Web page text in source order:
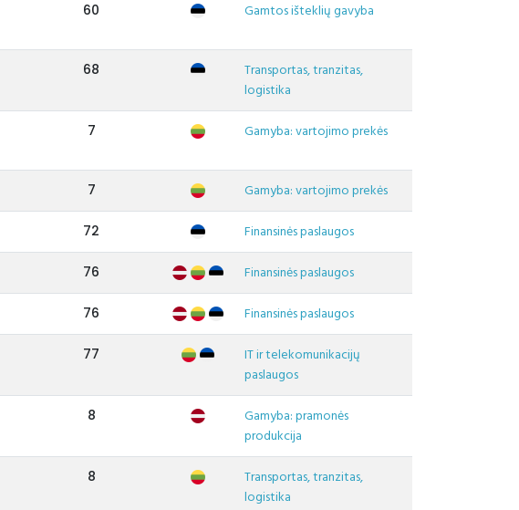
60 Gamtos išteklių gavyba
68
Transportas, tranzitas,
logistika
7 Gamyba: vartojimo prekės
7 Gamyba: vartojimo prekės
72 Finansinės paslaugos
76 Finansinės paslaugos
76 Finansinės paslaugos
77
IT ir telekomunikacijų
paslaugos
8
Gamyba: pramonės
produkcija
8
Transportas, tranzitas,
logistika